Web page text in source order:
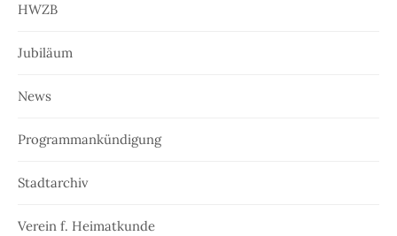
HWZB
Jubiläum
News
Programmankündigung
Stadtarchiv
Verein f. Heimatkunde